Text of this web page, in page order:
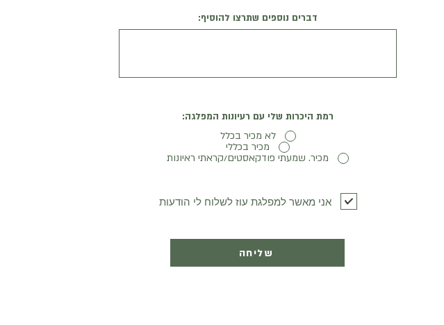
דברים נוספים שתרצו להוסיף:
רמת היכרות שלי עם רעיונות המפלגה:
לא מכיר בכלל
מכיר בכללי
מכיר. שמעתי פודקאסטים/קראתי ראיונות
אני מאשר למפלגת עוז לשלוח לי הודעות
שליחה